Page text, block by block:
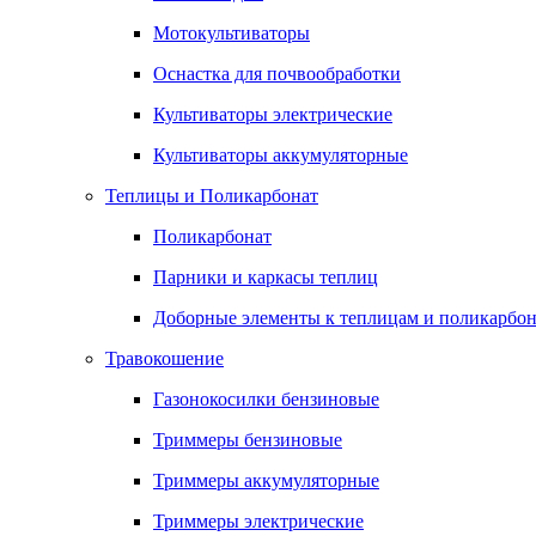
Мотокультиваторы
Оснастка для почвообработки
Культиваторы электрические
Культиваторы аккумуляторные
Теплицы и Поликарбонат
Поликарбонат
Парники и каркасы теплиц
Доборные элементы к теплицам и
Травокошение
Газонокосилки бензиновые
Триммеры бензиновые
Триммеры аккумуляторные
Триммеры электрические